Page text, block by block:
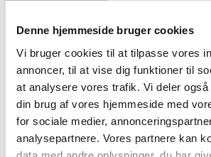
Denne hjemmeside bruger cookies
Vi bruger cookies til at tilpasse vores
annoncer, til at vise dig funktioner til
at analysere vores trafik. Vi deler også
din brug af vores hjemmeside med
for sociale medier,
analysepartnere. Vores partnere kan
Den Statelige Kompetancefond:
søge opkvalificeringspuljen, kan du
finansåret efteruddannelse og
gennemDen Statslige
Kom igang med